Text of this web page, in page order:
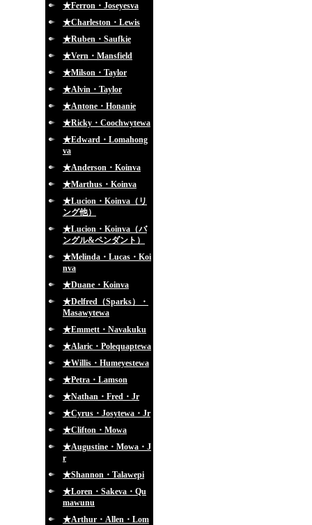
★Ferron・Joseyesva
★Charleston・Lewis
★Ruben・Saufkie
★Vern・Mansfield
★Milson・Taylor
★Alvin・Taylor
★Antone・Honanie
★Ricky・Coochwytewa
★Edward・Lomahong
va
★Anderson・Koinva
★Marthus・Koinva
★Lucion・Koinva（リ
ング他）
★Lucion・Koinva（バ
ングル&ペンダント）
★Melinda・Lucas・Koi
nva
★Duane・Koinva
★Delfred（Sparks）・
Masawytewa
★Emmett・Navakuku
★Alaric・Polequaptewa
★Willis・Humeyestewa
★Petra・Lamson
★Nathan・Fred・Jr
★Cyrus・Josytewa・Jr
★Clifton・Mowa
★Augustine・Mowa・J
r
★Shannon・Talawepi
★Loren・Sakeva・Qu
mawunu
★Arthur・Allen・Lom